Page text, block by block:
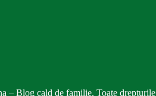
– Blog cald de familie. Toate drepturile